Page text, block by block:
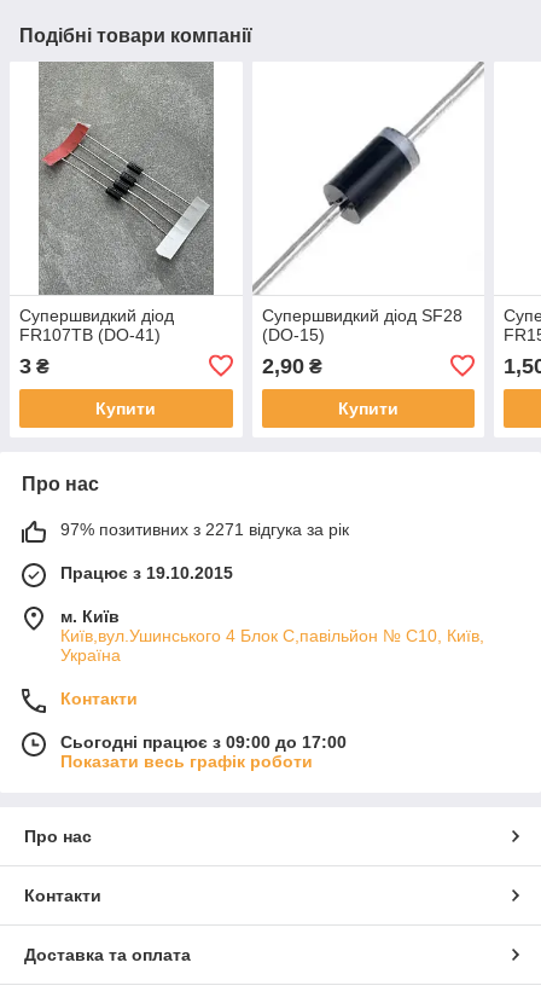
Подібні товари компанії
Супершвидкий діод
FR107TB (DO-41)
3 ₴
Купити
Супершвидкий діод SF28
(DO-15)
2,90₴
Купити
Про нас
97% позитивних з 2271 відгука за рік
Працює з 19.10.2015
м. Київ
Київ,вул.Ушинського 4 Блок С,павільйон № С10, Київ,
Україна
Контакти
Сьогодні працює з 09:00 до 17:00
Показати весь графік роботи
Про нас
Контакти
Доставка та оплата